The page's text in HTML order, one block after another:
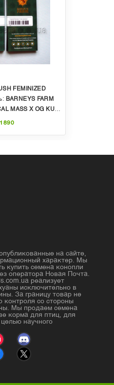
FEMINIZED
BARNEYS FARM
MASS X OG KUSH
на сайте,
характер. Мы
купить семена конопли
оператора Новая Почта.
реализует
исключительно в
За границу товар не
контроля со стороны
Мы продаем семена
корма для птиц, для
научного